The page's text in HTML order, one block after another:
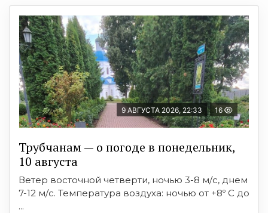
9 АВГУСТА 2026, 22:33 16
Трубчанам — о погоде в понедельник,
10 августа
Ветер восточной четверти, ночью 3-8 м/с, днем
7-12 м/с. Температура воздуха: ночью от +8º C до
...